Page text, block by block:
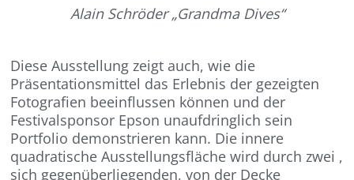
Alain Schröder „Grandma Dives“
Diese Ausstellung zeigt auch, wie die
Präsentationsmittel das Erlebnis der gezeigten
Fotografien beeinflussen können und der
Festivalsponsor Epson unaufdringlich sein
Portfolio demonstrieren kann. Die innere
quadratische Ausstellungsfläche wird durch zwei ,
sich gegenüberliegenden, von der Decke